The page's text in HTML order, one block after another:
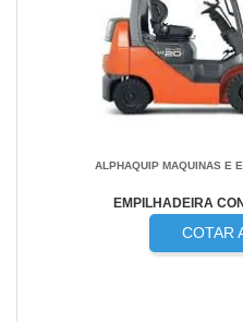
ALPHAQUIP MAQUINAS E
EMPILHADEIRA
COTAR